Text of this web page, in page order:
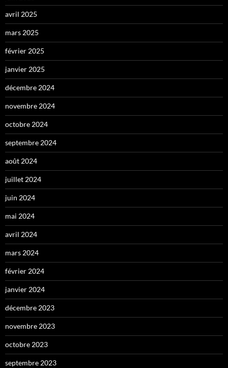
avril 2025
mars 2025
février 2025
janvier 2025
décembre 2024
novembre 2024
octobre 2024
septembre 2024
août 2024
juillet 2024
juin 2024
mai 2024
avril 2024
mars 2024
février 2024
janvier 2024
décembre 2023
novembre 2023
octobre 2023
septembre 2023